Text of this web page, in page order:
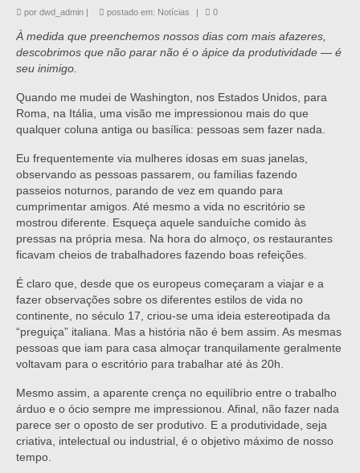
por dwd_admin postado em: Notícias 0
À medida que preenchemos nossos dias com mais afazeres,
descobrimos que não parar não é o ápice da produtividade — é
seu inimigo.
Quando me mudei de Washington, nos Estados Unidos, para
Roma, na Itália, uma visão me impressionou mais do que
qualquer coluna antiga ou basílica: pessoas sem fazer nada.
Eu frequentemente via mulheres idosas em suas janelas,
observando as pessoas passarem, ou famílias fazendo
passeios noturnos, parando de vez em quando para
cumprimentar amigos. Até mesmo a vida no escritório se
mostrou diferente. Esqueça aquele sanduíche comido às
pressas na própria mesa. Na hora do almoço, os restaurantes
ficavam cheios de trabalhadores fazendo boas refeições.
É claro que, desde que os europeus começaram a viajar e a
fazer observações sobre os diferentes estilos de vida no
continente, no século 17, criou-se uma ideia estereotipada da
“preguiça” italiana. Mas a história não é bem assim. As mesmas
pessoas que iam para casa almoçar tranquilamente geralmente
voltavam para o escritório para trabalhar até às 20h.
Mesmo assim, a aparente crença no equilíbrio entre o trabalho
árduo e o ócio sempre me impressionou. Afinal, não fazer nada
parece ser o oposto de ser produtivo. E a produtividade, seja
criativa, intelectual ou industrial, é o objetivo máximo de nosso
tempo.